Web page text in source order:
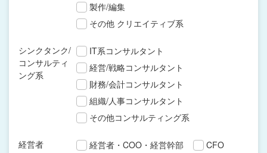
製作/編集
その他 クリエイティブ系
シンクタンク/
コンサルティ
ング系
IT系コンサルタント
経営/戦略コンサルタント
財務/会計コンサルタント
組織/人事コンサルタント
その他コンサルティング系
経営者 経営者・COO・経営幹部
CFO